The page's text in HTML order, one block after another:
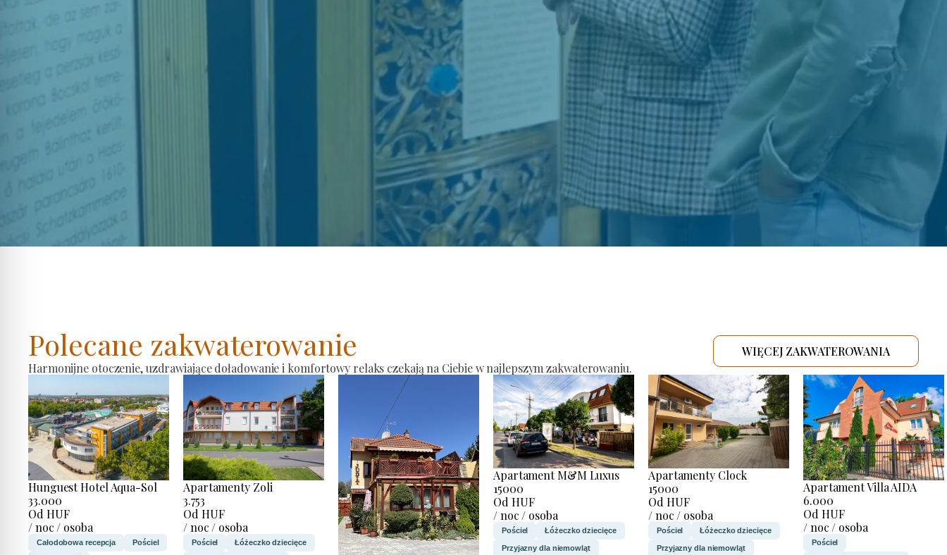
Polecane zakwaterowanie
Harmonijne otoczenie, uzdrawiające doładowanie i komfortowy relaks czekają na Ciebie w najlepszym zakwaterowaniu.
WIĘCEJ ZAKWATEROWANIA
Hunguest Hotel Aqua-Sol
33.000
Od HUF
/ noc / osoba
Całodobowa recepcja Pościel
Apartamenty Zoli
3.753
Od HUF
/ noc / osoba
Pościel Łóżeczko dziecięce
Apartament M&M Luxus
15000
Od HUF
/ noc / osoba
Pościel Łóżeczko dziecięce
Przyjazny dla niemowląt
Apartamenty Clock
15000
Od HUF
/ noc / osoba
Pościel Łóżeczko dziecięce
Przyjazny dla niemowląt
Apartament Villa AIDA
6.000
Od HUF
/ noc / osoba
Pościel